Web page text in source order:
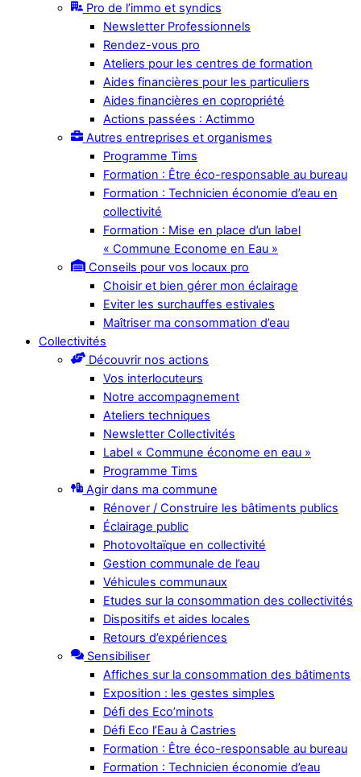
Pro de l’immo et syndics
Newsletter Professionnels
Rendez-vous pro
Ateliers pour les centres de formation
Aides financières pour les particuliers
Aides financières en copropriété
Actions passées : Actimmo
Autres entreprises et organismes
Programme Tims
Formation : Être éco-responsable au bureau
Formation : Technicien économie d’eau en
collectivité
Formation : Mise en place d’un label
« Commune Econome en Eau »
Conseils pour vos locaux pro
Choisir et bien gérer mon éclairage
Eviter les surchauffes estivales
Maîtriser ma consommation d’eau
Collectivités
Découvrir nos actions
Vos interlocuteurs
Notre accompagnement
Ateliers techniques
Newsletter Collectivités
Label « Commune économe en eau »
Programme Tims
Agir dans ma commune
Rénover / Construire les bâtiments publics
Éclairage public
Photovoltaïque en collectivité
Gestion communale de l’eau
Véhicules communaux
Etudes sur la consommation des collectivités
Dispositifs et aides locales
Retours d’expériences
Sensibiliser
Affiches sur la consommation des bâtiments
Exposition : les gestes simples
Défi des Eco’minots
Défi Eco l’Eau à Castries
Formation : Être éco-responsable au bureau
Formation : Technicien économie d’eau